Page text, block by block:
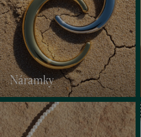
Náramky